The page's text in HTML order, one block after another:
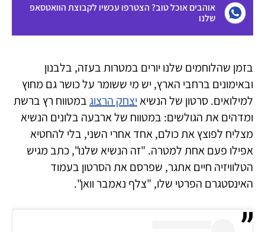
אוהבים אוכל טוב? הצטרפו עכשיו לקבוצת הוואטסאפ
שלנו
בזמן שהלוחמים שלנו יורים במטרות בעזה, בלבנון
ובאימונים ברחבי הארץ, יש מי ששומר על כושר גם מחוץ
למילואים. סרטון של הנשיאיצחק הרצוגבמטווח רץ ברשת
ומדהים את הגולשים: במטווח של ארבעה בלונים הנשיא
מצליח לפוצץ את כולם, אחד אחרי השני, בלי להחטיא
אפילו פעם אחת למטרה. "זה הנשיא שלנו", כתב מגיש
הטלוויזיה חיים אתגר, שפרסם את הסרטון בעמוד
האינסטגרם הפרטי שלו, "צלף נאמבר וואן".